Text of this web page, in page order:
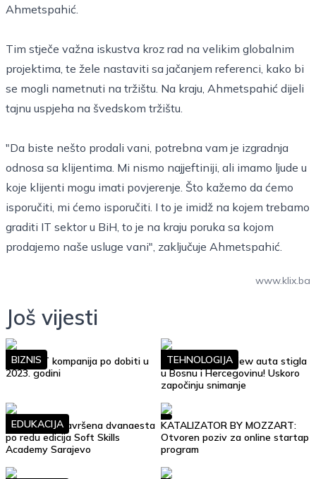
Ahmetspahić.
Tim stječe važna iskustva kroz rad na velikim globalnim
projektima, te žele nastaviti sa jačanjem referenci, kako bi
se mogli nametnuti na tržištu. Na kraju, Ahmetspahić dijeli
tajnu uspjeha na švedskom tržištu.
"Da biste nešto prodali vani, potrebna vam je izgradnja
odnosa sa klijentima. Mi nismo najjeftiniji, ali imamo ljude u
koje klijenti mogu imati povjerenje. Što kažemo da ćemo
isporučiti, mi ćemo isporučiti. I to je imidž na kojem trebamo
graditi IT sektor u BiH, to je na kraju poruka sa kojom
prodajemo naše usluge vani", zaključuje Ahmetspahić.
www.klix.ba
Još vijesti
Top 10 IT kompanija po dobiti u
2023. godini
BIZNIS
Google Street View auta stigla
u Bosnu i Hercegovinu! Uskoro
započinju snimanje
TEHNOLOGIJA
Uspješno je završena dvanaesta
po redu edicija Soft Skills
Academy Sarajevo
EDUKACIJA
KATALIZATOR BY MOZZART:
Otvoren poziv za online startap
program